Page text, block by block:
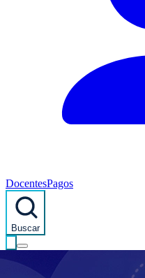
DocentesPagos
Buscar